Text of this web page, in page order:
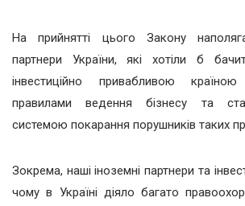
На прийнятті цього Закону
партнери України, які хотіли б
інвестиційно привабливою
правилами ведення бізнесу та
системою покарання порушників таких
Зокрема, наші іноземні партнери та
чому в Україні діяло багато